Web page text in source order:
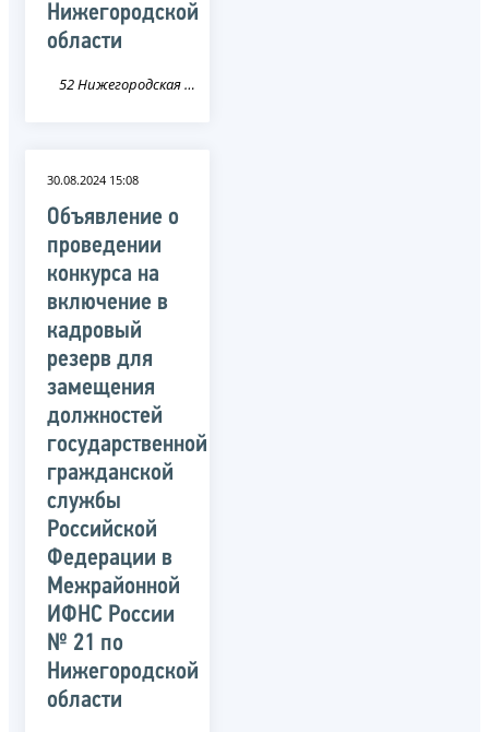
Нижегородской
области
52 Нижегородская область
30.08.2024 15:08
Объявление о
проведении
конкурса на
включение в
кадровый
резерв для
замещения
должностей
государственной
гражданской
службы
Российской
Федерации в
Межрайонной
ИФНС России
№ 21 по
Нижегородской
области